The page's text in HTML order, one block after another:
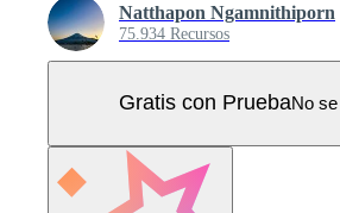
Natthapon Ngamnithiporn
75.934 Recursos
Gratis con PruebaNo